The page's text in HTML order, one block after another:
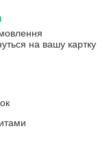
на вашу картку